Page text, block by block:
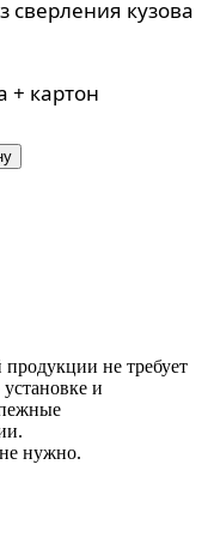
сверления кузова
+ картон
не требует
и
нужно.